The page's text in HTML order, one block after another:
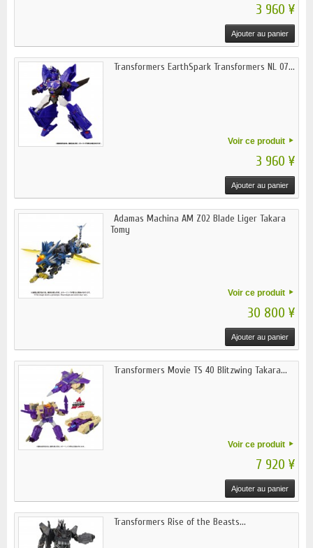
3 960 ¥
Ajouter au panier
Transformers EarthSpark Transformers NL 07...
Voir ce produit
3 960 ¥
Ajouter au panier
Adamas Machina AM Z02 Blade Liger Takara
Tomy
Voir ce produit
30 800 ¥
Ajouter au panier
Transformers Movie TS 40 Blitzwing Takara...
Voir ce produit
7 920 ¥
Ajouter au panier
Transformers Rise of the Beasts...